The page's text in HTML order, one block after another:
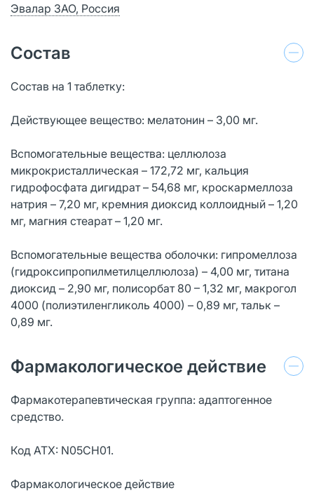
Эвалар ЗАО, Россия
Состав
Состав на 1 таблетку:
Действующее вещество: мелатонин – 3,00 мг.
Вспомогательные вещества: целлюлоза
микрокристаллическая – 172,72 мг, кальция
гидрофосфата дигидрат – 54,68 мг, кроскармеллоза
натрия – 7,20 мг, кремния диоксид коллоидный – 1,20
мг, магния стеарат – 1,20 мг.
Вспомогательные вещества оболочки: гипромеллоза
(гидроксипропилметилцеллюлоза) – 4,00 мг, титана
диоксид – 2,90 мг, полисорбат 80 – 1,32 мг, макрогол
4000 (полиэтиленгликоль 4000) – 0,89 мг, тальк –
0,89 мг.
Фармакологическое действие
Фармакотерапевтическая группа: адаптогенное
средство.
Код АТХ: N05CH01.
Фармакологическое действие